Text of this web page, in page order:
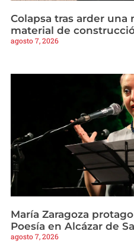
Colapsa tras arder una
material de
agosto 7, 2026
María Zaragoza
Poesía en Alcázar de
agosto 7, 2026